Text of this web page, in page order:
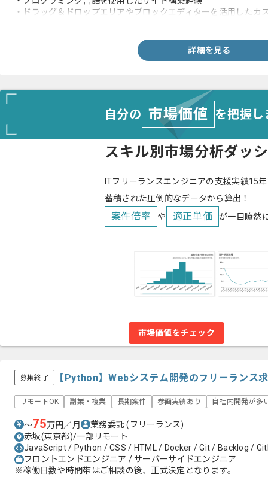
・ドラッグ＆ドロップエリアやブロックエディターを活用したカ
詳細を見る
自分の 市場価値 を把握
スキル別市場分析ダッ
ITフリーランスエンジニアの支援実績15
蓄積された圧倒的なデータから算出！
案件倍率 や 適正単価 が一目瞭然
市場価値をチェック
募集終了 【Python】Webシステム開発のフリーランス
リモートOK 副業・複業 長期案件 参画実績あり 自社内開発が多
〜75万円／月 業務委託(フリーランス)
赤坂(東京都)/一部リモート
JavaScript / Python / CSS / HTML / Docker / Git / Backlog /
フロントエンドエンジニア / サーバーサイドエンジニア
※稼働日数や時間帯はご相談の後、正式決定となります。